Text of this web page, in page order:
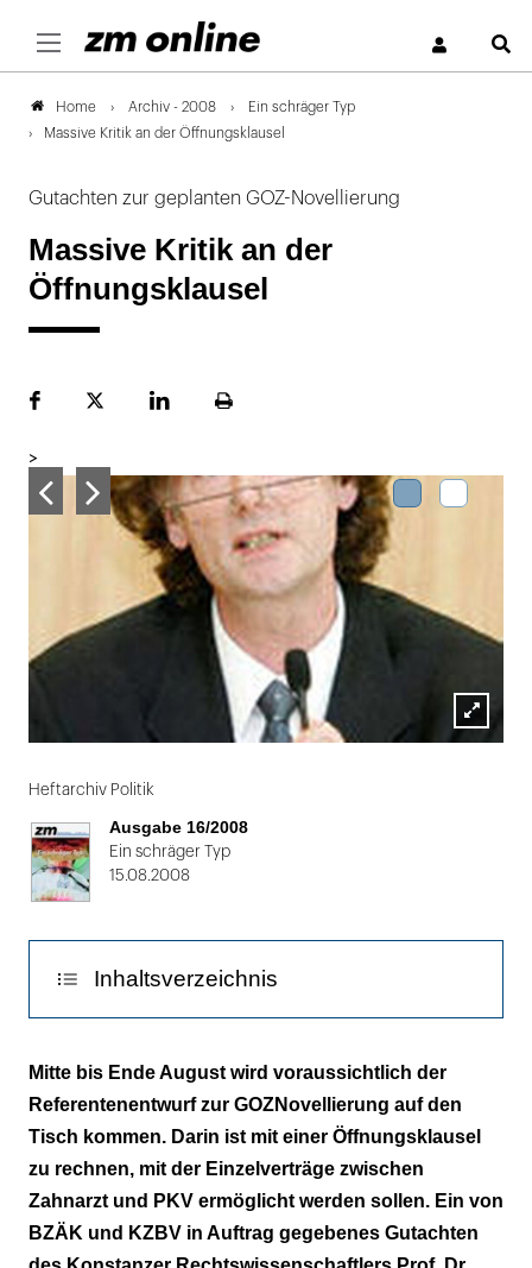
Home Archiv - 2008
Ein schräger Typ
Massive Kritik an der Öffnungsklausel
Gutachten zur geplanten GOZ-Novellierung
Massive Kritik an der
Öffnungsklausel
FacebookPlattformLinekdInSeite
>
Lightbox
1
von
2
Heftarchiv Politik
Ausgabe 16/2008
Ein schräger Typ
15.08.2008
Inhaltsverzeichnis
Massive Bedenken
Schritt in Einheitsversicherung
Kernaussagen
Fundierte Grundlage
Mitte bis Ende August wird voraussichtlich der
Referentenentwurf zur GOZNovellierung auf den
Tisch kommen. Darin ist mit einer Öffnungsklausel
zu rechnen, mit der Einzelverträge zwischen
Zahnarzt und PKV ermöglicht werden sollen. Ein von
BZÄK und KZBV in Auftrag gegebenes Gutachten